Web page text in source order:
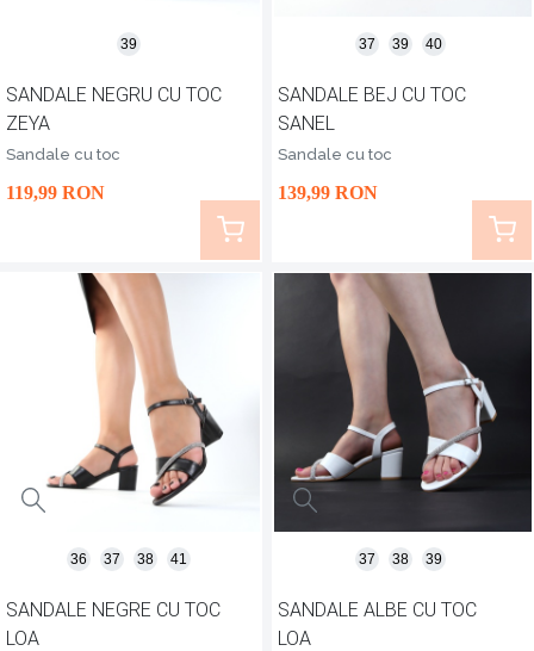
SANDALE NEGRU CU TOC
ZEYA
Sandale cu toc
119,99 RON
39
SANDALE BEJ CU TOC
SANEL
Sandale cu toc
139,99 RON
37 39 40
SANDALE NEGRE CU TOC
LOA
36 37 38 41
SANDALE ALBE CU TOC
LOA
37 38 39